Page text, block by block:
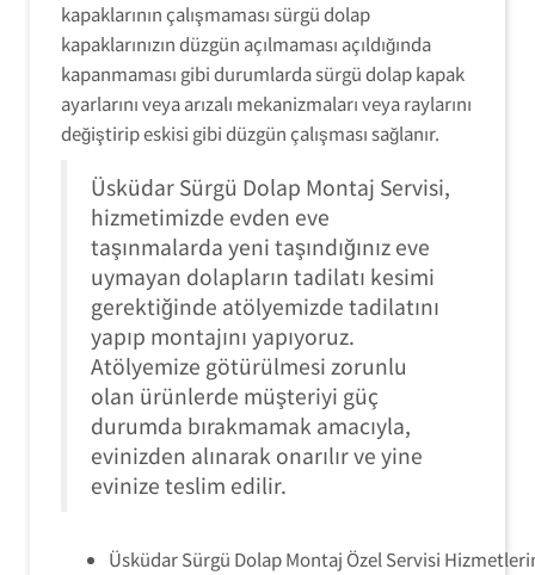
kapaklarının çalışmaması sürgü dolap
kapaklarınızın düzgün açılmaması açıldığında
kapanmaması gibi durumlarda sürgü dolap kapak
ayarlarını veya arızalı mekanizmaları veya raylarını
değiştirip eskisi gibi düzgün çalışması sağlanır.
Üsküdar Sürgü Dolap Montaj Servisi,
hizmetimizde evden eve
taşınmalarda yeni taşındığınız eve
uymayan dolapların tadilatı kesimi
gerektiğinde atölyemizde tadilatını
yapıp montajını yapıyoruz.
Atölyemize götürülmesi zorunlu
olan ürünlerde müşteriyi güç
durumda bırakmamak amacıyla,
evinizden alınarak onarılır ve yine
evinize teslim edilir.
Üsküdar Sürgü Dolap Montaj Özel Servisi